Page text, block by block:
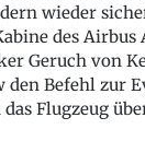
wieder
des Airbus
Geruch von
den Befehl zur
Flugzeug